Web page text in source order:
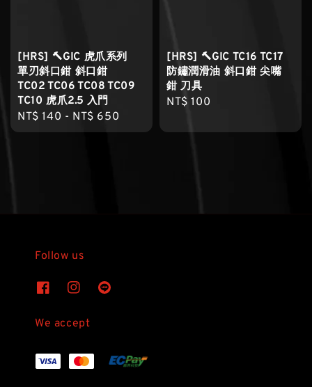
[HRS] 🔨GIC 虎爪系列
單刃斜口鉗 斜口鉗
TC02 TC06 TC08 TC09
TC10 虎爪2.5 入門
Regular
price
NT$ 140 - NT$ 650
[HRS] 🔨GIC TC16 TC17
防鏽潤滑油 斜口鉗 尖嘴
鉗 刀具
Regular
NT$ 100
Follow us
We accept